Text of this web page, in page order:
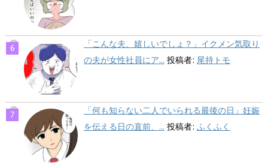
「こんな夫、嬉しいでしょ？」イクメン気取り
の夫が女性社員にア... 投稿者: 尾持トモ
「何も知らない二人でいられる最後の日」妊娠
を伝える日の直前、... 投稿者: ふくふく